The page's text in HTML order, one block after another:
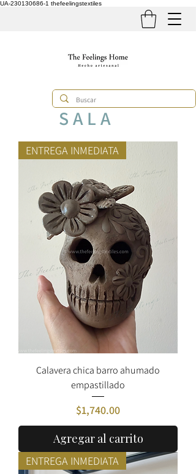
UA-230130686-1 thefeelingstextiles
ENTREGA INMEDIATA
Calavera chica barro ahumado
empastillado
Precio
$1,740.00
Agregar al carrito
ENTREGA INMEDIATA
S A L A